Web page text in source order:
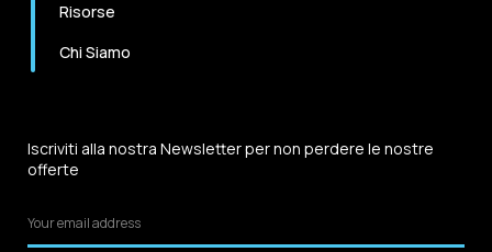
Risorse
Chi Siamo
Iscriviti alla nostra Newsletter per non perdere le nostre
offerte